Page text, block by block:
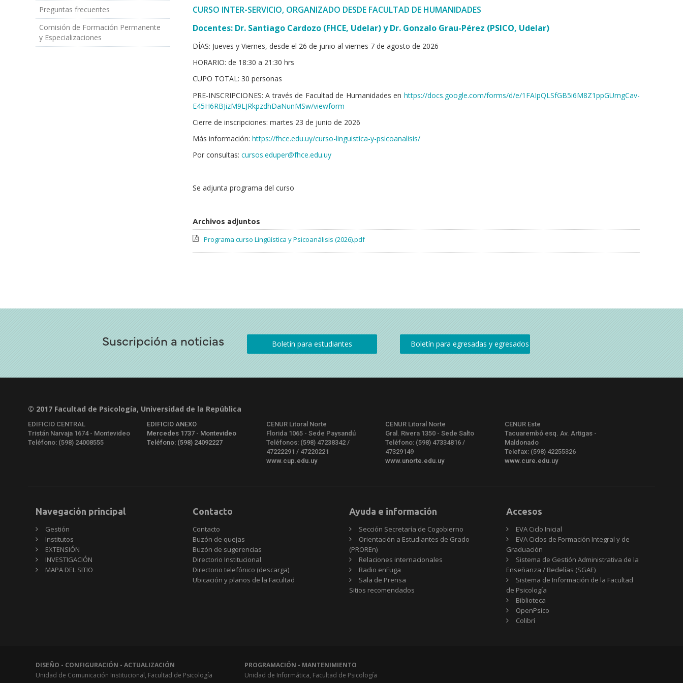
Preguntas frecuentes
Comisión de Formación Permanente
y Especializaciones
CURSO INTER-SERVICIO, ORGANIZADO DESDE FACULTAD DE HUMANIDADES
Docentes: Dr. Santiago Cardozo (FHCE, Udelar) yDr. Gonzalo Grau-Pérez (PSICO, Udelar)
DÍAS: Jueves y Viernes, desde el 26 de junio al viernes 7 de agosto de 2026
HORARIO: de 18:30 a 21:30 hrs
CUPO TOTAL: 30 personas
PRE-INSCRIPCIONES: A través de Facultad de Humanidades en https://docs.google.com/forms/d/e/1FAIpQLSfGB5i6M8Z1ppGUmgCav-
E45H6RBJizM9LJRkpzdhDaNunMSw/viewform
Cierre de inscripciones: martes 23 de junio de 2026
Más información: https://fhce.edu.uy/curso-linguistica-y-psicoanalisis/
Por consultas: cursos.eduper@fhce.edu.uy
Se adjunta programa del curso
Archivos adjuntos
Programa curso Lingüística y Psicoanálisis (2026).pdf
Suscripción a noticias
© 2017 Facultad de Psicología, Universidad de la República
EDIFICIO CENTRAL
Tristán Narvaja 1674 - Montevideo
Teléfono: (598) 24008555
EDIFICIO ANEXO
Mercedes 1737 - Montevideo
Teléfono: (598) 24092227
CENUR Litoral Norte
Florida 1065 - Sede Paysandú
Teléfonos: (598) 47238342 /
47222291 / 47220221
www.cup.edu.uy
CENUR Litoral Norte
Gral. Rivera 1350 - Sede Salto
Teléfono: (598) 47334816 /
47329149
www.unorte.edu.uy
CENUR Este
Tacuarembó esq. Av. Artigas -
Maldonado
Telefax: (598) 42255326
www.cure.edu.uy
Navegación principal
Gestión
Institutos
EXTENSIÓN
INVESTIGACIÓN
MAPA DEL SITIO
Contacto
Contacto
Buzón de quejas
Buzón de sugerencias
Directorio Institucional
Directorio telefónico (descarga)
Ubicación y planos de la Facultad
Ayuda e información
Sección Secretaría de Cogobierno
Orientación a Estudiantes de Grado
(PROREn)
Relaciones internacionales
Radio enFuga
Sala de Prensa
Sitios
Sitios recomendados
Accesos
EVA Ciclo Inicial
EVA Ciclos de Formación Integral y de
Graduación
Sistema de Gestión Administrativa de la
Enseñanza / Bedelías (SGAE)
Sistema de Información de la Facultad
de Psicología
Biblioteca
OpenPsico
Colibrí
DISEÑO - CONFIGURACIÓN - ACTUALIZACIÓN
Unidad de Comunicación Institucional, Facultad de Psicología
PROGRAMACIÓN - MANTENIMIENTO
Unidad de Informática, Facultad de Psicología